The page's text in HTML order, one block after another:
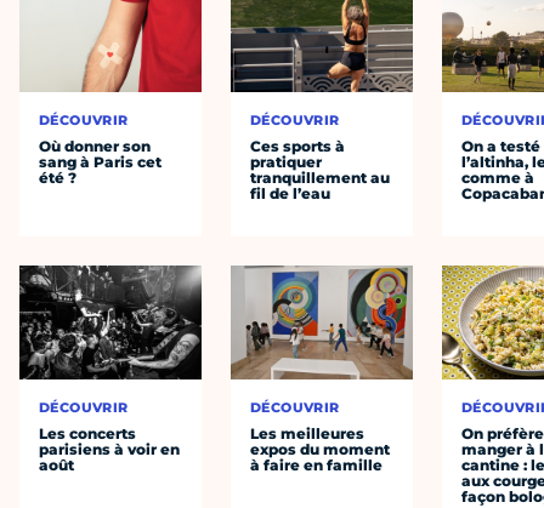
DÉCOUVRIR
Où donner son
sang à Paris cet
été ?
DÉCOUVRIR
Les concerts
parisiens à voir en
août
DÉCOUVRIR
Ces sports à
pratiquer
tranquillement au
fil de l’eau
DÉCOUVRIR
Les meilleures
expos du moment
à faire en famille
On a testé
l’altinha,
comme à
On préfère
manger à
cantine :
aux
façon